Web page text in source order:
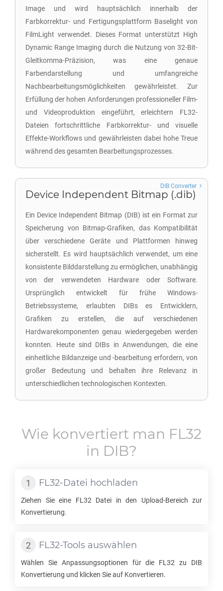
Image und wird hauptsächlich innerhalb der
Farbkorrektur- und Fertigungsplattform Baselight von
FilmLight verwendet. Dieses Format unterstützt High
Dynamic Range Imaging durch die Nutzung von 32-Bit-
Gleitkomma-Präzision, was eine genaue
Farbendarstellung und umfangreiche
Nachbearbeitungsmöglichkeiten gewährleistet. Zur
Erfüllung der hohen Anforderungen professioneller Film-
und Videoproduktion eingeführt, erleichtern FL32-
Dateien fortschrittliche Farbkorrektur- und visuelle
Effekte-Workflows und gewährleisten dabei hohe Treue
während des gesamten Bearbeitungsprozesses.
Device Independent Bitmap (.dib)
Ein Device Independent Bitmap (DIB) ist ein Format zur
Speicherung von Bitmap-Grafiken, das Kompatibilität
über verschiedene Geräte und Plattformen hinweg
sicherstellt. Es wird hauptsächlich verwendet, um eine
konsistente Bilddarstellung zu ermöglichen, unabhängig
von der verwendeten Hardware oder Software.
Ursprünglich entwickelt für frühe Windows-
Betriebssysteme, erlaubten DIBs es Entwicklern,
Grafiken zu erstellen, die auf verschiedenen
Hardwarekomponenten genau wiedergegeben werden
konnten. Heute sind DIBs in Anwendungen, die eine
einheitliche Bildanzeige und -bearbeitung erfordern, von
großer Bedeutung und behalten ihre Relevanz in
unterschiedlichen technologischen Kontexten.
DIB Converter
Wie konvertiert man FL32
in DIB?
FL32-Datei hochladen
Ziehen Sie eine FL32 Datei in den Upload-Bereich zur
Konvertierung.
FL32-Tools auswählen
Wählen Sie Anpassungsoptionen für die FL32 zu DIB
Konvertierung und klicken Sie auf Konvertieren.